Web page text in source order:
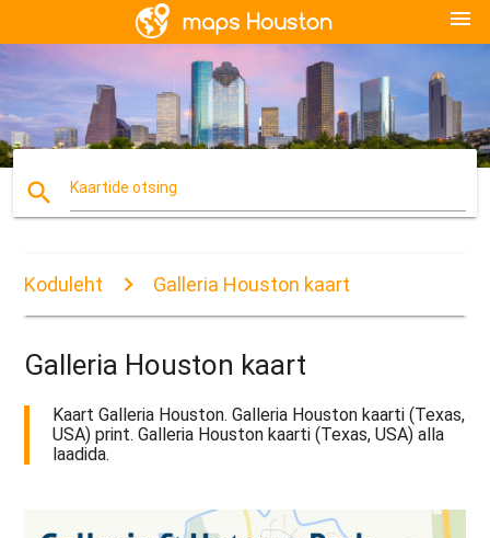
menu
search Kaartide otsing
Koduleht Galleria Houston kaart
Galleria Houston kaart
Kaart Galleria Houston. Galleria Houston kaarti (Texas,
USA) print. Galleria Houston kaarti (Texas, USA) alla
laadida.